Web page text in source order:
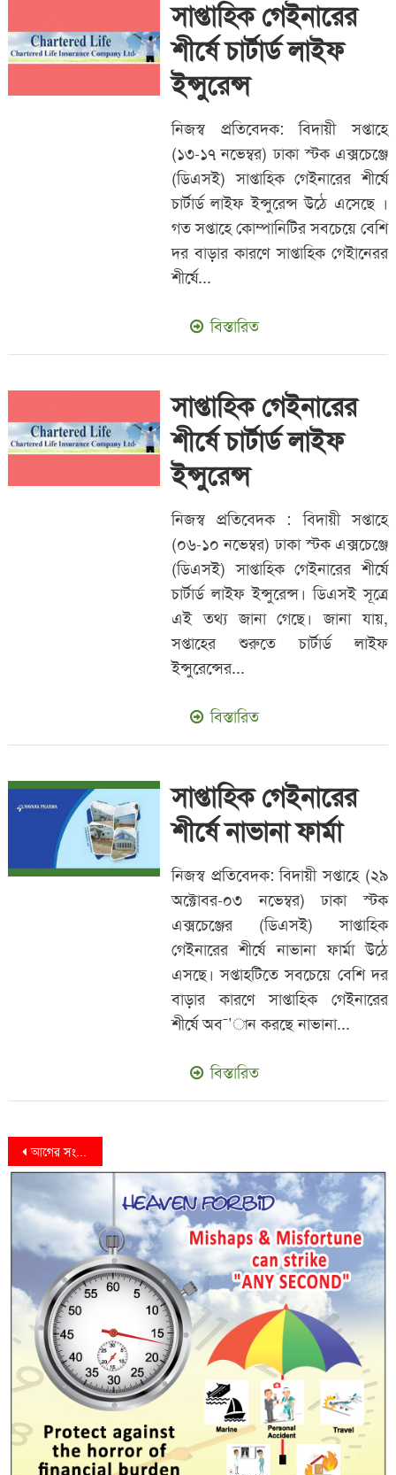
সাপ্তাহিক গেইনারের
শীর্ষে চার্টার্ড লাইফ
ইন্সুরেন্স
নিজস্ব প্রতিবেদক: বিদায়ী সপ্তাহে
(১৩-১৭ নভেম্বর) ঢাকা স্টক এক্সচেঞ্জে
(ডিএসই) সাপ্তাহিক গেইনারের শীর্ষে
চার্টার্ড লাইফ ইন্সুরেন্স উঠে এসেছে ।
গত সপ্তাহে কোম্পানিটির সবচেয়ে বেশি
দর বাড়ার কারণে সাপ্তাহিক গেইানেরর
শীর্ষে...
বিস্তারিত
সাপ্তাহিক গেইনারের
শীর্ষে চার্টার্ড লাইফ
ইন্সুরেন্স
নিজস্ব প্রতিবেদক : বিদায়ী সপ্তাহে
(০৬-১০ নভেম্বর) ঢাকা স্টক এক্সচেঞ্জে
(ডিএসই) সাপ্তাহিক গেইনারের শীর্ষে
চার্টার্ড লাইফ ইন্সুরেন্স। ডিএসই সূত্রে
এই তথ্য জানা গেছে। জানা যায়,
সপ্তাহের শুরুতে চার্টার্ড লাইফ
ইন্সুরেন্সের...
বিস্তারিত
সাপ্তাহিক গেইনারের
শীর্ষে নাভানা ফার্মা
নিজস্ব প্রতিবেদক: বিদায়ী সপ্তাহে (২৯
অক্টোবর-০৩ নভেম্বর) ঢাকা স্টক
এক্সচেঞ্জের (ডিএসই) সাপ্তাহিক
গেইনারের শীর্ষে নাভানা ফার্মা উঠে
এসছে। সপ্তাহটিতে সবচেয়ে বেশি দর
বাড়ার কারণে সাপ্তাহিক গেইনারের
শীর্ষে অব¯’ান করছে নাভানা...
বিস্তারিত
Posts
navigation
আগের সংবাদ